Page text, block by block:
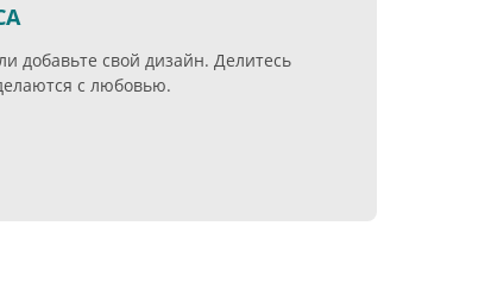
добавьте свой дизайн. Делитесь
с любовью.